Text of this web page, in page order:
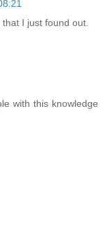
I just found out.
with this knowledge